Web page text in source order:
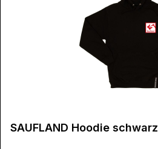
SAUFLAND Hoodie schwarz